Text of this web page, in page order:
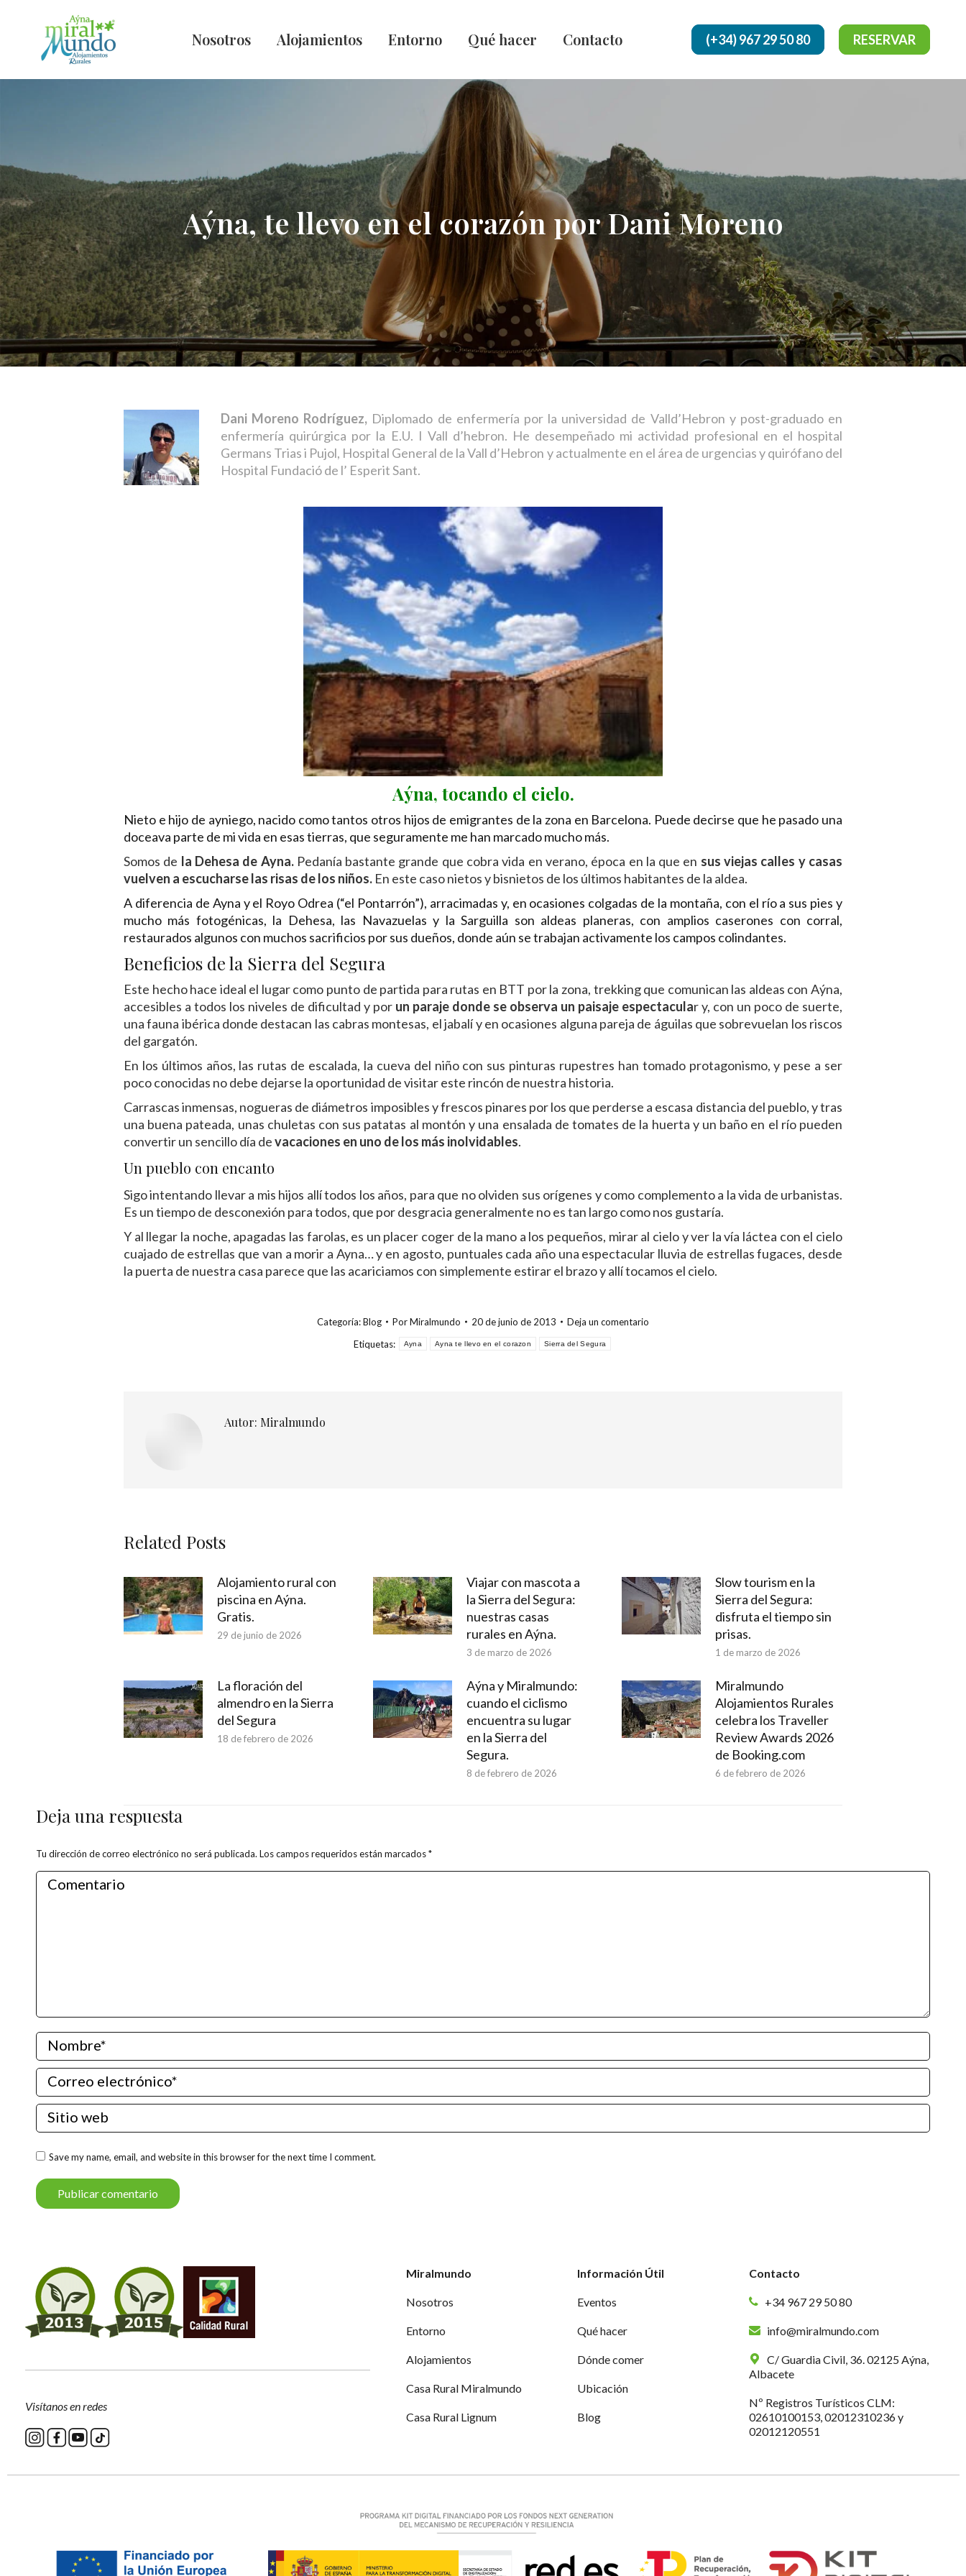
Nosotros Alojamientos Entorno Qué hacer Contacto (+34) 967 29 50 80 RESERVAR
Aýna, te llevo en el corazón por Dani Moreno
Dani Moreno Rodríguez, Diplomado de enfermería por la universidad de Valld’Hebron y post-graduado en
enfermería quirúrgica por la E.U. I Vall d’hebron. He desempeñado mi actividad profesional en el hospital
Germans Trias i Pujol, Hospital General de la Vall d’Hebron y actualmente en el área de urgencias y quirófano del
Hospital Fundació de l’ Esperit Sant.
Aýna, tocando el cielo.
Nieto e hijo de ayniego, nacido como tantos otros hijos de emigrantes de la zona en Barcelona. Puede decirse que he pasado una
doceava parte de mi vida en esas tierras, que seguramente me han marcado mucho más.
Somos de la Dehesa de Ayna.Pedanía bastante grande que cobra vida en verano, época en la que en sus viejas calles y casas
vuelven a escucharse las risas de los niños. En este caso nietos y bisnietos de los últimos habitantes de la aldea.
A diferencia de Ayna y el Royo Odrea (“el Pontarrón”), arracimadas y, en ocasiones colgadas de la montaña, con el río a sus pies y
mucho más fotogénicas, la Dehesa, las Navazuelas y la Sarguilla son aldeas planeras, con amplios caserones con corral,
restaurados algunos con muchos sacrificios por sus dueños, donde aún se trabajan activamente los campos colindantes.
Beneficios de la Sierra del Segura
Este hecho hace ideal el lugar como punto de partida para rutas en BTT por la zona, trekking que comunican las aldeas con Aýna,
accesibles a todos los niveles de dificultad y por un paraje donde se observa un paisaje espectacular y, con un poco de suerte,
una fauna ibérica donde destacan las cabras montesas, el jabalí y en ocasiones alguna pareja de águilas que sobrevuelan los riscos
del gargatón.
En los últimos años, las rutas de escalada, la cueva del niño con sus pinturas rupestres han tomado protagonismo, y pese a ser
poco conocidas no debe dejarse la oportunidad de visitar este rincón de nuestra historia.
Carrascas inmensas, nogueras de diámetros imposibles y frescos pinares por los que perderse a escasa distancia del pueblo, y tras
una buena pateada, unas chuletas con sus patatas al montón y una ensalada de tomates de la huerta y un baño en el río pueden
convertir un sencillo día devacaciones en uno de los más inolvidables.
Un pueblo con encanto
Sigo intentando llevar a mis hijos allí todos los años, para que no olviden sus orígenes y como complemento a la vida de urbanistas.
Es un tiempo de desconexión para todos, que por desgracia generalmente no es tan largo como nos gustaría.
Y al llegar la noche, apagadas las farolas, es un placer coger de la mano a los pequeños, mirar al cielo y ver la vía láctea con el cielo
cuajado de estrellas que van a morir a Ayna… y en agosto, puntuales cada año una espectacular lluvia de estrellas fugaces, desde
la puerta de nuestra casa parece que las acariciamos con simplemente estirar el brazo y allí tocamos el cielo.
Categoría:Blog PorMiralmundo 20 de junio de 2013
Deja un comentario
Etiquetas:
Ayna Ayna te llevo en el corazon Sierra del Segura
Autor: Miralmundo
Related Posts
Alojamiento rural con
piscina en Aýna.
Gratis.
29 de junio de 2026
Viajar con mascota a
la Sierra del Segura:
nuestras casas
rurales en Aýna.
3 de marzo de 2026
Slow tourism en la
Sierra del Segura:
disfruta el tiempo sin
prisas.
1 de marzo de 2026
La floración del
almendro en la Sierra
del Segura
18 de febrero de 2026
Aýna y Miralmundo:
cuando el ciclismo
encuentra su lugar
en la Sierra del
Segura.
8 de febrero de 2026
Miralmundo
Alojamientos Rurales
celebra los Traveller
Review Awards 2026
de Booking.com
6 de febrero de 2026
Deja una respuesta
Tu dirección de correo electrónico no será publicada. Los campos requeridos están marcados*
Comentario
Nombre *
Correo electrónico *
Sitio web
Save my name, email, and website in this browser for the next time I comment.
Publicar comentario
Visítanos en redes
Miralmundo
Nosotros
Entorno
Alojamientos
Casa Rural Miralmundo
Casa Rural Lignum
Información Útil
Eventos
Qué hacer
Dónde comer
Ubicación
Blog
Contacto
+34 967 29 50 80
info@miralmundo.com
C/ Guardia Civil, 36. 02125 Aýna,
Albacete
Nº Registros Turísticos CLM:
02610100153, 02012310236 y
02012120551